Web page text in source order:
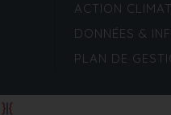
ACTION
DONNÉES &
PLAN DE